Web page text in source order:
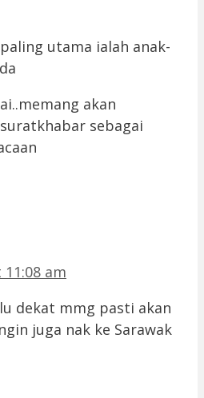
utama ialah anak-
akan
sebagai
am
dekat mmg pasti akan
juga nak ke Sarawak